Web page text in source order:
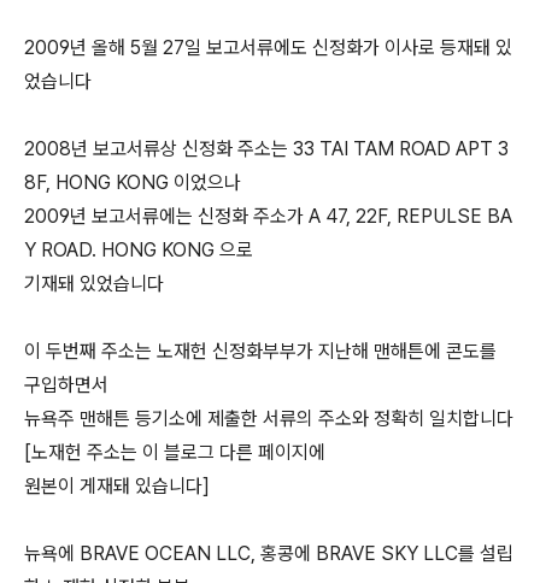
2009년 올해 5월 27일 보고서류에도 신정화가 이사로 등재돼 있
었습니다
2008년 보고서류상 신정화 주소는 33 TAI TAM ROAD APT 3
8F, HONG KONG 이었으나
2009년 보고서류에는 신정화 주소가 A 47, 22F, REPULSE BA
Y ROAD. HONG KONG 으로
기재돼 있었습니다
이 두번째 주소는 노재헌 신정화부부가 지난해 맨해튼에 콘도를
구입하면서
뉴욕주 맨해튼 등기소에 제출한 서류의 주소와 정확히 일치합니다
[노재헌 주소는 이 블로그 다른 페이지에
원본이 게재돼 있습니다]
뉴욕에 BRAVE OCEAN LLC, 홍콩에 BRAVE SKY LLC를 설립